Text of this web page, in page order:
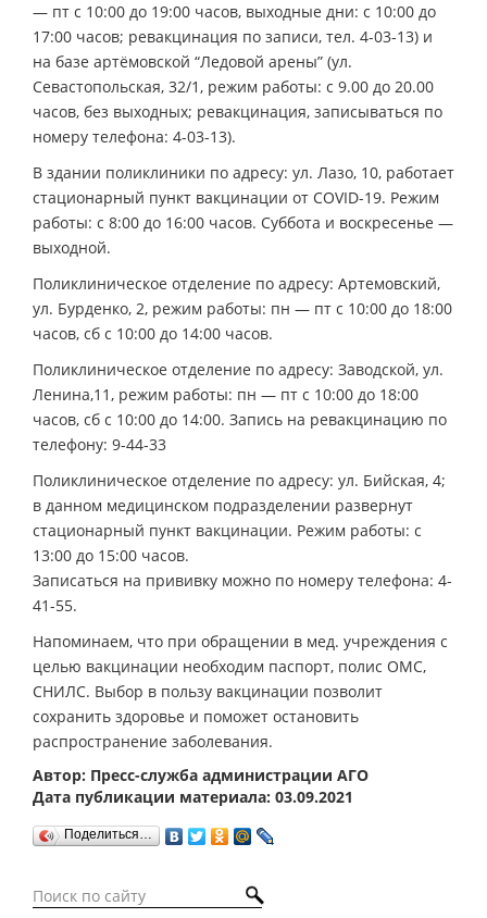
— пт с 10:00 до 19:00 часов, выходные дни: с 10:00 до
17:00 часов; ревакцинация по записи, тел. 4-03-13) и
на базе артёмовской “Ледовой арены” (ул.
Севастопольская, 32/1, режим работы: с 9.00 до 20.00
часов, без выходных; ревакцинация, записываться по
номеру телефона: 4-03-13).
В здании поликлиники по адресу: ул. Лазо, 10, работает
стационарный пункт вакцинации от COVID-19. Режим
работы: с 8:00 до 16:00 часов. Суббота и воскресенье —
выходной.
Поликлиническое отделение по адресу: Артемовский,
ул. Бурденко, 2, режим работы: пн — пт с 10:00 до 18:00
часов, сб с 10:00 до 14:00 часов.
Поликлиническое отделение по адресу: Заводской, ул.
Ленина,11, режим работы: пн — пт с 10:00 до 18:00
часов, сб с 10:00 до 14:00. Запись на ревакцинацию по
телефону: 9-44-33
Поликлиническое отделение по адресу: ул. Бийская, 4;
в данном медицинском подразделении развернут
стационарный пункт вакцинации. Режим работы: с
13:00 до 15:00 часов.
Записаться на прививку можно по номеру телефона: 4-
41-55.
Напоминаем, что при обращении в мед. учреждения с
целью вакцинации необходим паспорт, полис ОМС,
СНИЛС. Выбор в пользу вакцинации позволит
сохранить здоровье и поможет остановить
распространение заболевания.
Автор: Пресс-служба администрации АГО
Дата публикации материала: 03.09.2021
Поделиться…